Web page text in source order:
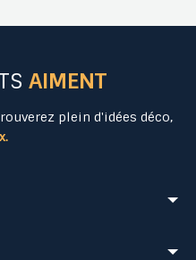
AIMENT
plein d'idées déco,